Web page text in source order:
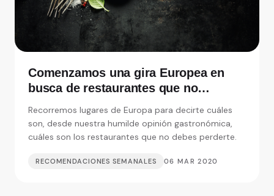
Comenzamos una gira Europea en
busca de restaurantes que no
Recorremos lugares de Europa para decirte cuáles
son, desde nuestra humilde opinión gastronómica,
cuáles son los restaurantes que no debes perderte.
RECOMENDACIONES SEMANALES 06 MAR 2020